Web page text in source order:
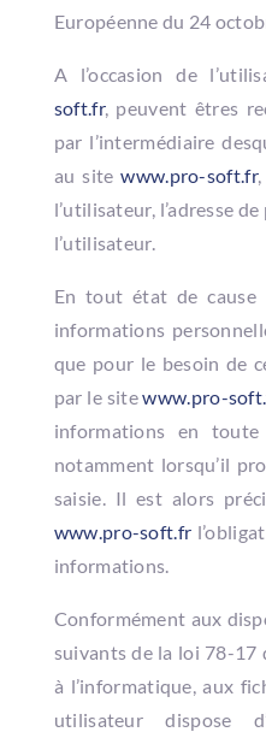
Européenne du 24
A l’occasion de
soft.fr, peuvent êtres
par l’intermédiaire
au sitewww.pro-soft.fr
l’utilisateur, l’adresse
l’utilisateur.
En tout état de cause
informations
que pour le besoin de
par le sitewww.pro-
informations en toute
notamment lorsqu’il
saisie. Il est alors
www.pro-soft.fr
informations.
Conformément aux
suivants de la loi 78-17
à l’informatique, aux
utilisateur dispose